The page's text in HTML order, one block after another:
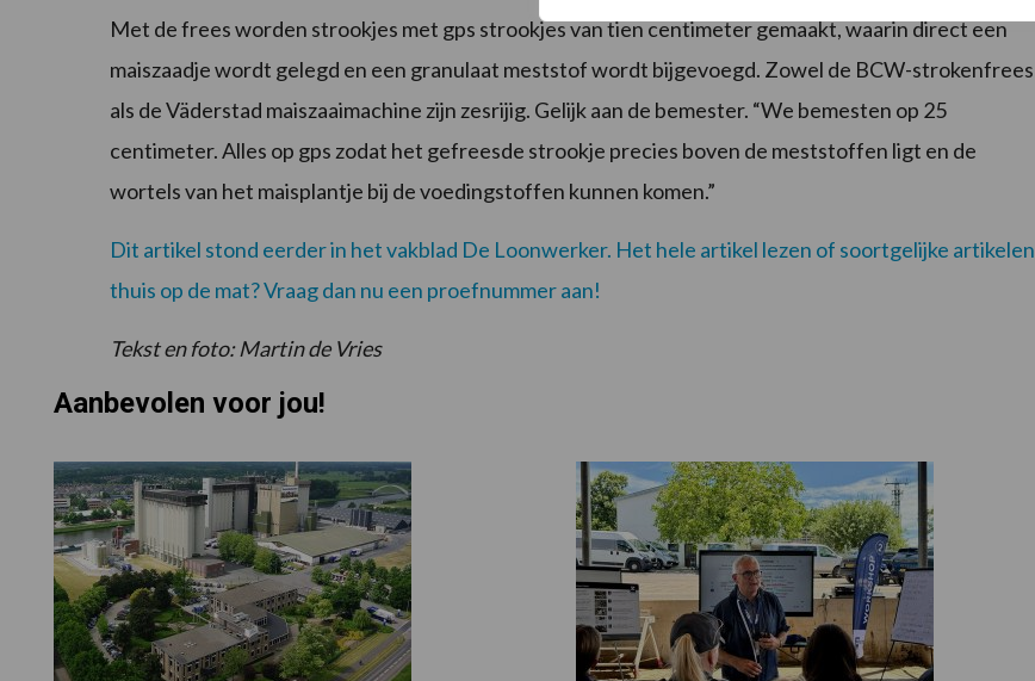
Met de frees worden strookjes met gps strookjes van tien centimeter gemaakt, waarin direct een
maiszaadje wordt gelegd en een granulaat meststof wordt bijgevoegd. Zowel de BCW-strokenfrees
als de Väderstad maiszaaimachine zijn zesrijig. Gelijk aan de bemester. “We bemesten op 25
centimeter. Alles op gps zodat het gefreesde strookje precies boven de meststoffen ligt en de
wortels van het maisplantje bij de voedingstoffen kunnen komen.”
Dit artikel stond eerder in het vakblad De Loonwerker. Het hele artikel lezen of soortgelijke artikelen
thuis op de mat? Vraag dan nu een proefnummer aan!
Tekst en foto: Martin de Vries
Aanbevolen voor jou!